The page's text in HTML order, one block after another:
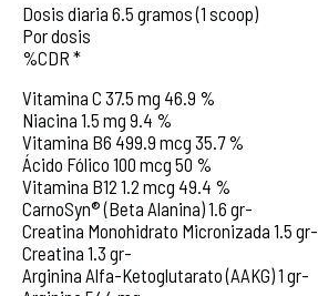
Dosis diaria 6.5 gramos (1 scoop)
Por dosis
%CDR *
Vitamina C 37.5 mg 46.9 %
Niacina 1.5 mg 9.4 %
Vitamina B6 499.9 mcg 35.7 %
Ácido Fólico 100 mcg 50 %
Vitamina B12 1.2 mcg 49.4 %
CarnoSyn® (Beta Alanina) 1.6 gr-
Creatina Monohidrato Micronizada 1.5 gr-
Creatina 1.3 gr-
Arginina Alfa-Ketoglutarato (AAKG) 1 gr-